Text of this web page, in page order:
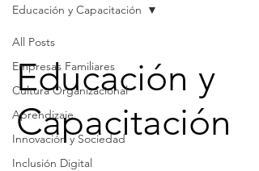
All Posts
Empresas Familiares
Cultura Organizacional
Aprendizaje
Innovación y Sociedad
Inclusión Digital
Educación y Capacitación
Educación y
Capacitación